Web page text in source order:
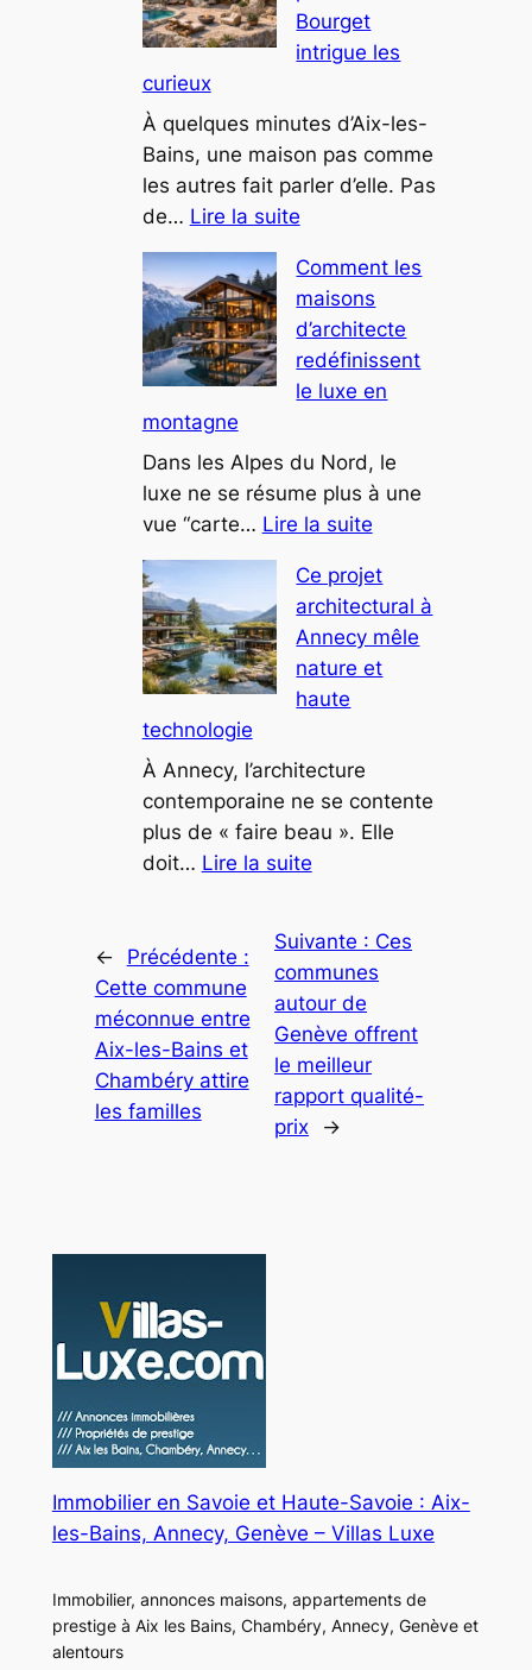
luxe
intègrent
des
espaces
bien-
être
Bourget
intrigue les
curieux
À quelques minutes d’Aix-les-
Bains, une maison pas comme
les autres fait parler d’elle. Pas
de… Lire la suite:
villa
troglodyte
près
du
lac
Bourget
intrigue
les
Comment les
maisons
d’architecte
redéfinissent
le luxe en
montagne
Dans les Alpes du Nord, le
luxe ne se résume plus à une
vue “carte… Lire la suite:
les
maisons
d’architecte
redéfinissent
montagne
Ce projet
architectural à
Annecy mêle
nature et
haute
technologie
À Annecy, l’architecture
contemporaine ne se contente
plus de « faire beau ». Elle
doit… Lire la suite:
architectural
à
Annecy
mêle
nature
et
haute
←
Précédente :
Cette commune
méconnue entre
Aix-les-Bains et
Chambéry attire
les familles
Suivante : Ces
communes
autour de
Genève offrent
le meilleur
rapport qualité-
prix
→
Immobilier en Savoie et Haute-Savoie : Aix-
les-Bains, Annecy, Genève – Villas Luxe
Immobilier, annonces maisons, appartements de
prestige à Aix les Bains, Chambéry, Annecy, Genève et
alentours